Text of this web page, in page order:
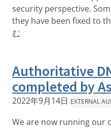
security perspective.
they have been fixed to
む
Authoritative
completed by
2022年9月14日 EXTERNAL
We are now running our